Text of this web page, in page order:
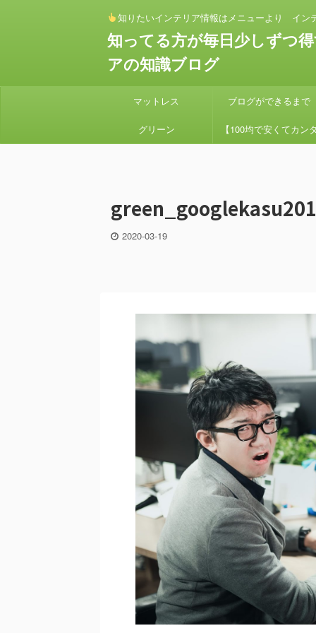
知りたいインテリア情報はメニューより イン
知ってる方が毎日少しずつ
アの知識ブログ
マットレス ブログができるまで
グリーン 【100均で安くてカンタ
プランターを作り方
2020-03-19